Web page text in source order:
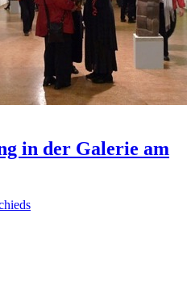
in der Galerie am